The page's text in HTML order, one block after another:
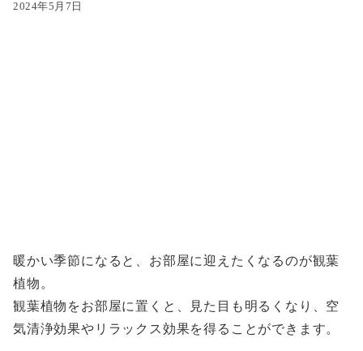
2024年5月7日
暖かい季節になると、お部屋に迎えたくなるのが観葉
植物。
観葉植物をお部屋に置くと、見た目も明るくなり、空
気清浄効果やリラックス効果を得ることができます。